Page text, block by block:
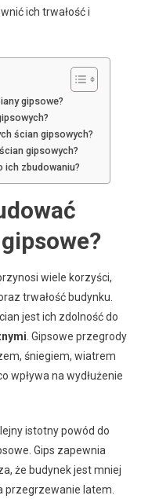
ich trwałość i
gipsowe?
ścian gipsowych?
gipsowych?
ich zbudowaniu?
wiele korzyści,
trwałość budynku.
jest ich zdolność do
. Gipsowe przegrody
śniegiem, wiatrem
wpływa na wydłużenie
istotny powód do
Gips zapewnia
że budynek jest mniej
przegrzewanie latem.